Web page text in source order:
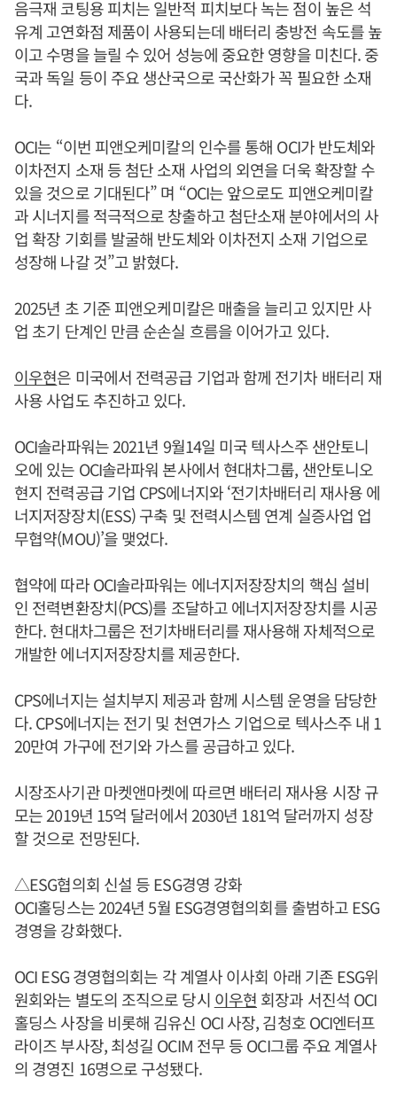
음극재 코팅용 피치는 일반적 피치보다 녹는 점이 높은 석
유계 고연화점 제품이 사용되는데 배터리 충방전 속도를 높
이고 수명을 늘릴 수 있어 성능에 중요한 영향을 미친다. 중
국과 독일 등이 주요 생산국으로 국산화가 꼭 필요한 소재
다.
OCI는 “이번 피앤오케미칼의 인수를 통해 OCI가 반도체와
이차전지 소재 등 첨단 소재 사업의 외연을 더욱 확장할 수
있을 것으로 기대된다” 며 “OCI는 앞으로도 피앤오케미칼
과 시너지를 적극적으로 창출하고 첨단소재 분야에서의 사
업 확장 기회를 발굴해 반도체와 이차전지 소재 기업으로
성장해 나갈 것”고 밝혔다.
2025년 초 기준 피앤오케미칼은 매출을 늘리고 있지만 사
업 초기 단계인 만큼 순손실 흐름을 이어가고 있다.
이우현은 미국에서 전력공급 기업과 함께 전기차 배터리 재
사용 사업도 추진하고 있다.
OCI솔라파워는 2021년 9월14일 미국 텍사스주 샌안토니
오에 있는 OCI솔라파워 본사에서 현대차그룹, 샌안토니오
현지 전력공급 기업 CPS에너지와 ‘전기차배터리 재사용 에
너지저장장치(ESS) 구축 및 전력시스템 연계 실증사업 업
무협약(MOU)’을 맺었다.
협약에 따라 OCI솔라파워는 에너지저장장치의 핵심 설비
인 전력변환장치(PCS)를 조달하고 에너지저장장치를 시공
한다. 현대차그룹은 전기차배터리를 재사용해 자체적으로
개발한 에너지저장장치를 제공한다.
CPS에너지는 설치부지 제공과 함께 시스템 운영을 담당한
다. CPS에너지는 전기 및 천연가스 기업으로 텍사스주 내 1
20만여 가구에 전기와 가스를 공급하고 있다.
시장조사기관 마켓앤마켓에 따르면 배터리 재사용 시장 규
모는 2019년 15억 달러에서 2030년 181억 달러까지 성장
할 것으로 전망된다.
△ESG협의회 신설 등 ESG경영 강화
OCI홀딩스는 2024년 5월 ESG경영협의회를 출범하고 ESG
경영을 강화했다.
OCI ESG 경영협의회는 각 계열사 이사회 아래 기존 ESG위
원회와는 별도의 조직으로 당시 이우현 회장과 서진석 OCI
홀딩스 사장을 비롯해 김유신 OCI 사장, 김청호 OCI엔터프
라이즈 부사장, 최성길 OCIM 전무 등 OCI그룹 주요 계열사
의 경영진 16명으로 구성됐다.